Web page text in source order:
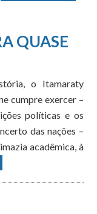
QUASE
o Itamaraty
cumpre exercer –
políticas e os
das nações –
acadêmica, à